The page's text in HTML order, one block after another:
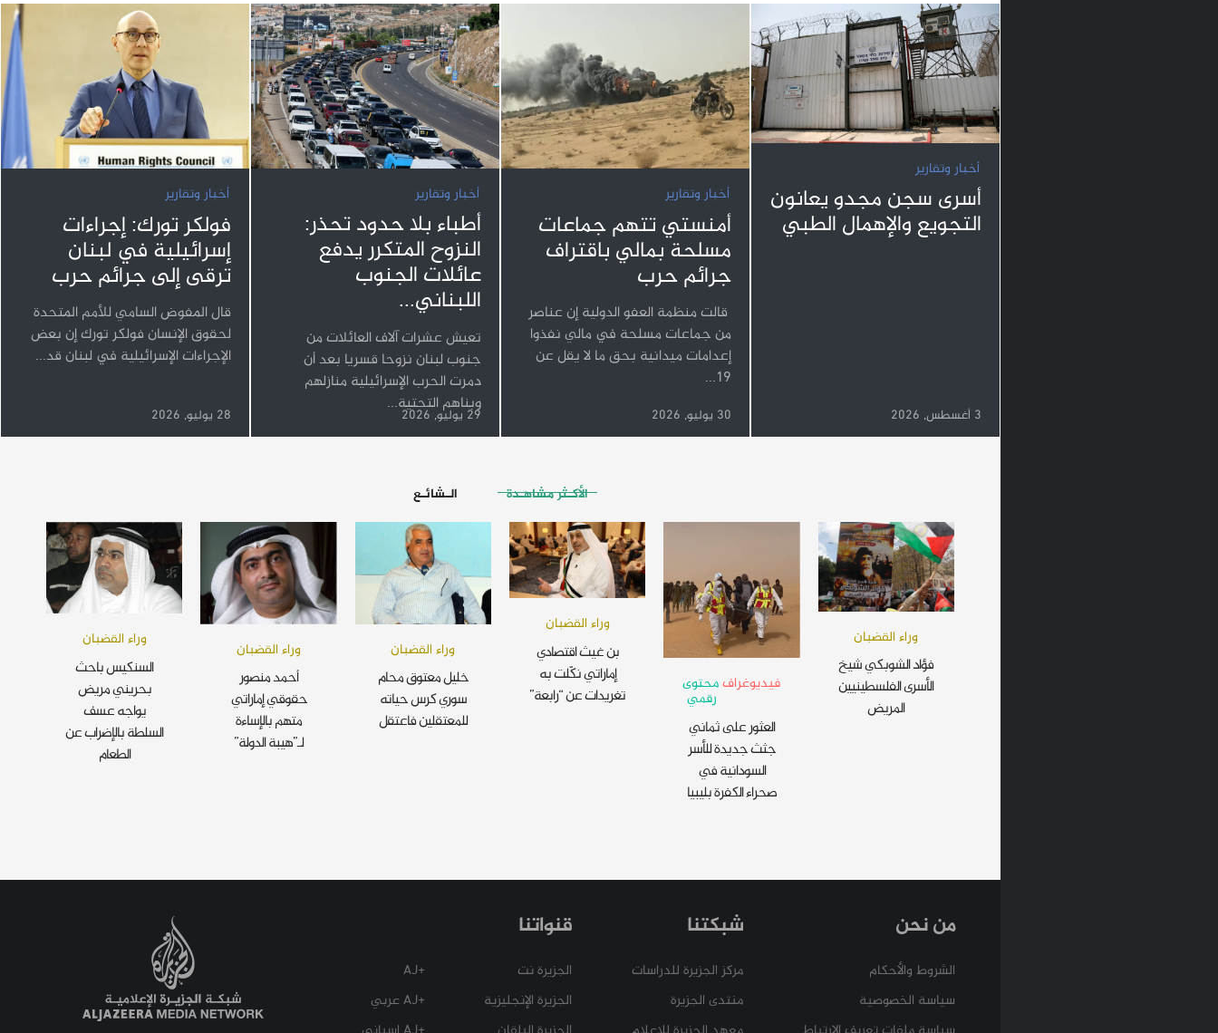
أخبار وتقارير
أسرى سجن مجدو يعانون
التجويع والإهمال الطبي
3 أغسطس, 2026
أخبار وتقارير
أمنستي تتهم جماعات
مسلحة بمالي باقتراف
جرائم حرب
قالت منظمة العفو الدولية إن عناصر
من جماعات مسلحة في مالي نفذوا
إعدامات ميدانية بحق ما لا يقل عن
19...
30 يوليو, 2026
أخبار وتقارير
أطباء بلا حدود تحذر:
النزوح المتكرر يدفع
عائلات الجنوب
اللبناني...
تعيش عشرات آلاف العائلات من
جنوب لبنان نزوحا قسريا بعد أن
دمرت الحرب الإسرائيلية منازلهم
وبناهم التحتية...
29 يوليو, 2026
أخبار وتقارير
فولكر تورك: إجراءات
إسرائيلية في لبنان
ترقى إلى جرائم حرب
قال المفوض السامي للأمم المتحدة
لحقوق الإنسان فولكر تورك إن بعض
الإجراءات الإسرائيلية في لبنان قد...
28 يوليو, 2026
الأكـثر مشاهـدة الـشائـع
وراء القضبان
فؤاد الشوبكي شيخ
الأسرى الفلسطينيين
المريض
فيديوغرافمحتوى
رقمي
العثور على ثماني
جثث جديدة للأسر
السودانية في
صحراء الكفرة بليبيا
وراء القضبان
بن غيث اقتصادي
إماراتي نكّلت به
تغريدات عن “رابعة”
وراء القضبان
خليل معتوق محام
سوري كرس حياته
للمعتقلين فاعتقل
وراء القضبان
أحمد منصور
حقوقي إماراتي
متهم بالإساءة
لـ”هيبة الدولة”
وراء القضبان
السنكيس باحث
بحريني مريض
يواجه عسف
السلطة بالإضراب عن
الطعام
من نحن
الشروط والأحكام
سياسة الخصوصية
شبكتنا
مركز الجزيرة للدراسات
منتدى الجزيرة
قنواتنا
الجزيرة نت
الجزيرة الإنجليزية
+AJ
+AJ عربي